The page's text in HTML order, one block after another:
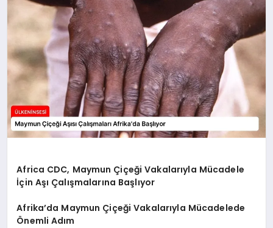
SPOR
TEKNOLOJI
YAŞAM
MALATYA HABERLERI
Africa CDC, Maymun Çiçeği Vakalarıyla Mücadele
İçin Aşı Çalışmalarına Başlıyor
Afrika’da Maymun Çiçeği Vakalarıyla Mücadelede
Önemli Adım